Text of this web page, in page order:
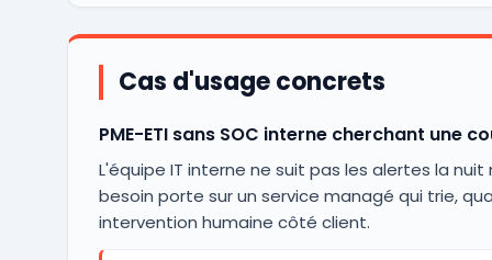
Cas d'usage concrets
PME-ETI sans SOC interne cherchant une
L'équipe IT interne ne suit pas les alertes la nuit
besoin porte sur un service managé qui trie,
intervention humaine côté client.